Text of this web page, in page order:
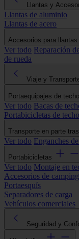
Llantas y
Llantas de aluminio
Llantas de acero
Accesorios para llantas
Ver todo Reparación
de rueda
Viaje y
Portaequipajes de techo
Ver todo Bacas de
Portabicicletas de techo
Transporte en parte
Ver todo Enganches
Portabicicletas
Ver todo Montaje en
Accesorios de camping
Portaesquís
Separadores de carga
Vehículos comerciales
Seguridad y